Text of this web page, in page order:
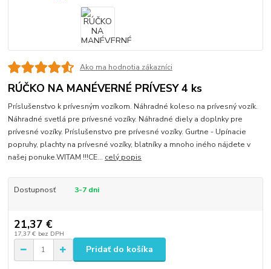
Ako ma hodnotia zákazníci
RÚČKO NA MANÉVERNÉ PRÍVESY 4 ks
Príslušenstvo k prívesným vozíkom. Náhradné koleso na prívesný vozík.
Náhradné svetlá pre prívesné vozíky. Náhradné diely a doplnky pre
prívesné vozíky. Príslušenstvo pre prívesné vozíky. Gurtne - Upínacie
popruhy, plachty na prívesné vozíky, blatníky a mnoho iného nájdete v
našej ponuke.WITAM !!!CE... celý popis
Dostupnosť 3-7 dni
21,37 €
17,37 € bez DPH
Pridať do košíka